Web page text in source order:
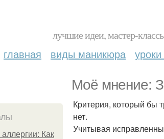
лучшие идеи, мастер-
главная виды маникюра
Моё мнение:
Как
Критерия, который бы
нет.
Учитывая